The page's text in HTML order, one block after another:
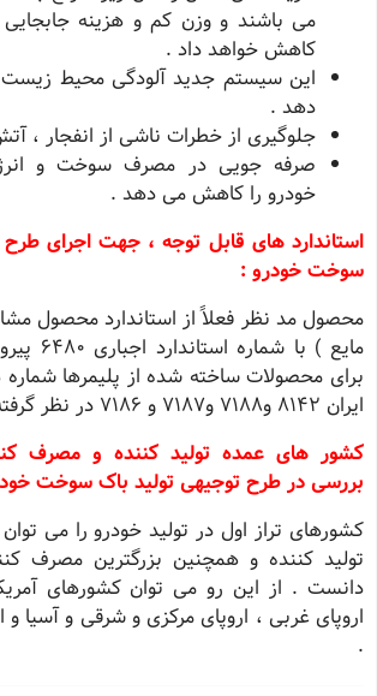
می باشند و وزن کم و هزینه جابجایی
کاهش خواهد داد .
این سیستم جدید آلودگی محیط
دهد .
جلوگیری از خطرات ناشی از انفجار ،
صرفه جویی در مصرف سوخت و
خودرو را کاهش می دهد .
استاندارد های قابل توجه ، جهت اجرای
سوخت خودرو :
محصول مد نظر فعلاً از استاندارد محصول
مایع )
برای محصولات ساخته شده از پلیمرها شماره
ایران ٨١٤٢ و٧١٨٨ و٧١٨٧ و ٧١٨٦ در نظر گرفته شده است .
کشور های عمده تولید کننده و مصرف
بررسی در طرح توجیهی تولید باک سوخت
کشورهای تراز اول در تولید خودرو را می
تولید کننده و همچنین بزرگترین مصرف
دانست . از این رو می توان کشورهای
اروپای غربی ، اروپای مرکزی و شرقی و آسیا و
.